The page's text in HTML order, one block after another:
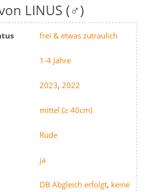
LINUS (♂)
frei & etwas zutraulich
1-4 Jahre
2023, 2022
mittel (≥ 40cm)
Rüde
ja
DB Abgleich erfolgt, keine